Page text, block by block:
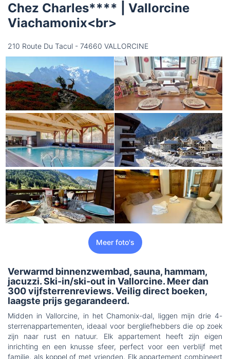
Donderdag
13-8
niet
Chez Charles**** | Vallorcine
Viachamonix<br>
210 Route Du Tacul - 74660 VALLORCINE
Meer foto's
Verwarmd binnenzwembad, sauna, hammam,
jacuzzi. Ski-in/ski-out in Vallorcine. Meer dan
300 vijfsterrenreviews. Veilig direct boeken,
laagste prijs gegarandeerd.
Midden in Vallorcine, in het Chamonix-dal, liggen mijn drie 4-
sterrenappartementen, ideaal voor bergliefhebbers die op zoek
zijn naar rust en natuur. Elk appartement heeft zijn eigen
inrichting en een knusse sfeer, perfect voor een verblijf met
familie, als koppel of met vrienden. Elk appartement combineert